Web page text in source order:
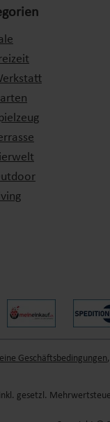
Geschäftsbedingungen,
gesetzl.